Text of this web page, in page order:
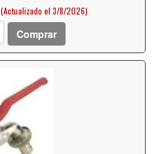
(Actualizado el 3/8/2026)
Comprar